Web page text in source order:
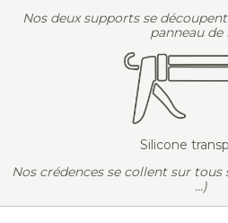
Nos deux supports se
panneau de
Silicone
Nos crédences se collent sur
...)